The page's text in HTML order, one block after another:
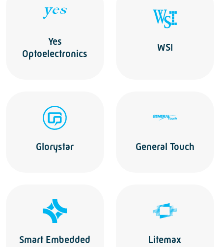
Yes
Optoelectronics
WSI
Glorystar General Touch
Smart Embedded Litemax